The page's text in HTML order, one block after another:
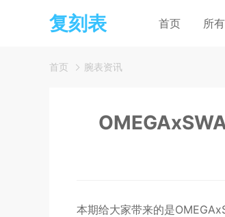
复刻表 首页 所
首页 腕表资讯
本期给大家带来的是